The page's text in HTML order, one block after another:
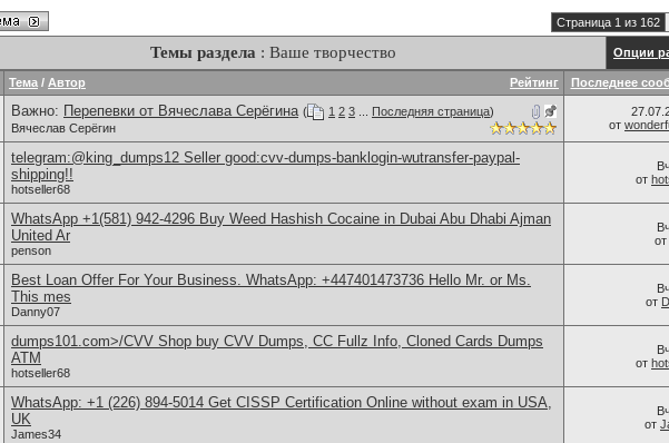
Страница 1 из 162
Темы раздела : Ваше творчество Опции
Рейтинг
Тема / Автор Последнее
Важно: Перепевки от Вячеслава Серёгина ( 1 2 3 Последняя страница)
Вячеслав Серёгин
от
telegram:@king_dumps12 Seller good:cvv-dumps-banklogin-wutransfer-paypal-
shipping!!
hotseller68
от
WhatsApp +1(581) 942-4296 Buy Weed Hashish Cocaine in Dubai Abu Dhabi Ajman
United Ar
penson
от
Best Loan Offer For Your Business. WhatsApp: +447401473736 Hello Mr. or Ms.
This mes
Danny07
от
dumps101.com>/CVV Shop buy CVV Dumps, CC Fullz Info, Cloned Cards Dumps
ATM
hotseller68
от
WhatsApp: +1 (226) 894-5014​ Get CISSP Certification Online without exam in USA,
UK
James34
от